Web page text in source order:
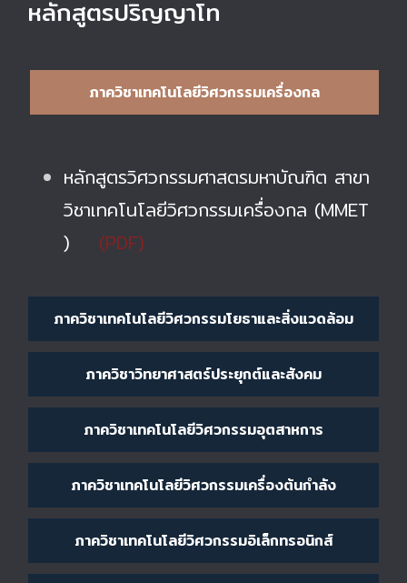
หลักสูตรปริญญาโท
ภาควิชาเทคโนโลยีวิศวกรรมเครื่องกล
หลักสูตรวิศวกรรมศาสตรมหาบัณฑิต สาขา
วิชาเทคโนโลยีวิศวกรรมเครื่องกล (MMET
) (PDF)
ภาควิชาเทคโนโลยีวิศวกรรมโยธาและสิ่งแวดล้อม
ภาควิชาวิทยาศาสตร์ประยุกต์และสังคม
ภาควิชาเทคโนโลยีวิศวกรรมอุตสาหการ
ภาควิชาเทคโนโลยีวิศวกรรมเครื่องต้นกำลัง
ภาควิชาเทคโนโลยีวิศวกรรมอิเล็กทรอนิกส์